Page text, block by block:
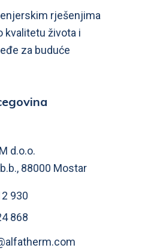
rješenjima
kvalitetu života i
za buduće
d.o.o.
88000 Mostar
930
868